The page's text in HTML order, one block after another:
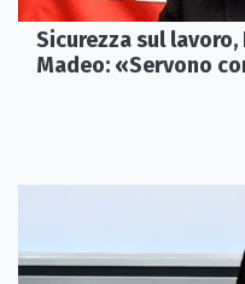
Sicurezza sul
Madeo: «Servono